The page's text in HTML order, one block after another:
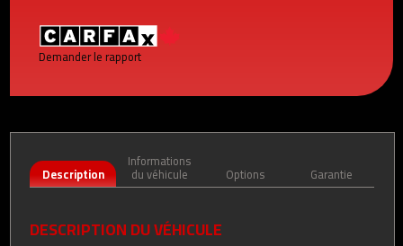
Demander le rapport
Description
Informations
du véhicule Options Garantie
DESCRIPTION DU VÉHICULE